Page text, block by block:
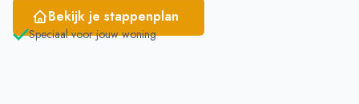
Bekijk je stappenplan
Speciaal voor jouw woning